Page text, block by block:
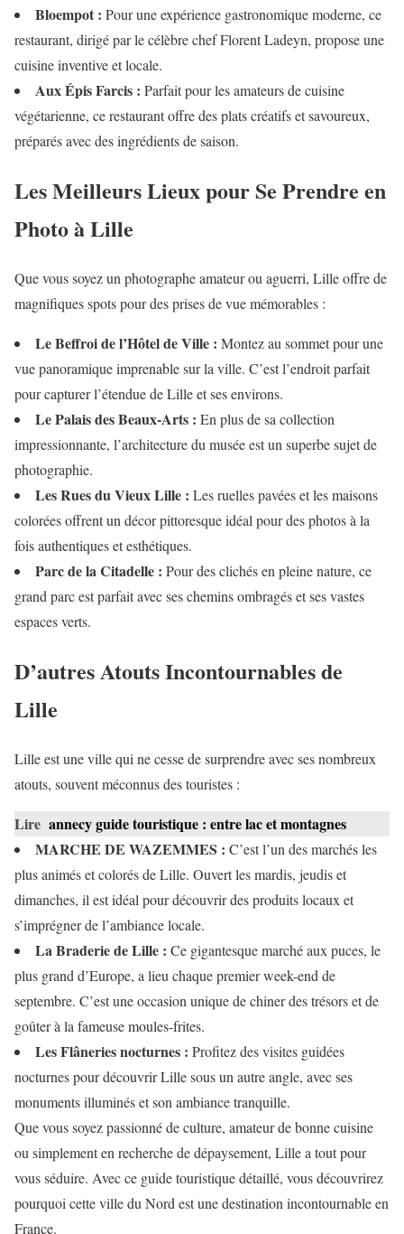
Bloempot : Pour une expérience gastronomique moderne, ce
restaurant, dirigé par le célèbre chef Florent Ladeyn, propose une
cuisine inventive et locale.
Aux Épis Farcis : Parfait pour les amateurs de cuisine
végétarienne, ce restaurant offre des plats créatifs et savoureux,
préparés avec des ingrédients de saison.
Les Meilleurs Lieux pour Se Prendre en
Photo à Lille
Que vous soyez un photographe amateur ou aguerri, Lille offre de
magnifiques spots pour des prises de vue mémorables :
Le Beffroi de l’Hôtel de Ville : Montez au sommet pour une
vue panoramique imprenable sur la ville. C’est l’endroit parfait
pour capturer l’étendue de Lille et ses environs.
Le Palais des Beaux-Arts : En plus de sa collection
impressionnante, l’architecture du musée est un superbe sujet de
photographie.
Les Rues du Vieux Lille : Les ruelles pavées et les maisons
colorées offrent un décor pittoresque idéal pour des photos à la
fois authentiques et esthétiques.
Parc de la Citadelle : Pour des clichés en pleine nature, ce
grand parc est parfait avec ses chemins ombragés et ses vastes
espaces verts.
D’autres Atouts Incontournables de
Lille
Lille est une ville qui ne cesse de surprendre avec ses nombreux
atouts, souvent méconnus des touristes :
Lire annecy guide touristique : entre lac et montagnes
MARCHE DE WAZEMMES : C’est l’un des marchés les
plus animés et colorés de Lille. Ouvert les mardis, jeudis et
dimanches, il est idéal pour découvrir des produits locaux et
s’imprégner de l’ambiance locale.
La Braderie de Lille : Ce gigantesque marché aux puces, le
plus grand d’Europe, a lieu chaque premier week-end de
septembre. C’est une occasion unique de chiner des trésors et de
goûter à la fameuse moules-frites.
Les Flâneries nocturnes : Profitez des visites guidées
nocturnes pour découvrir Lille sous un autre angle, avec ses
monuments illuminés et son ambiance tranquille.
Que vous soyez passionné de culture, amateur de bonne cuisine
ou simplement en recherche de dépaysement, Lille a tout pour
vous séduire. Avec ce guide touristique détaillé, vous découvrirez
pourquoi cette ville du Nord est une destination incontournable en
France.